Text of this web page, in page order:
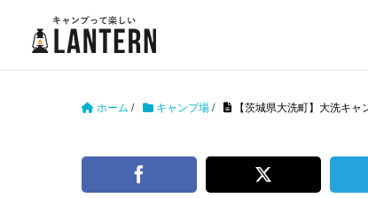
ホーム / キャンプ場/ 【茨城県大洗町】大洗キ